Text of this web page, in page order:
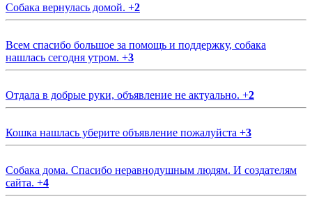
Собака вернулась домой. +2
Всем спасибо большое за помощь и поддержку, собака
нашлась сегодня утром. +3
Отдала в добрые руки, объявление не актуально. +2
Кошка нашлась уберите объявление пожалуйста +3
Собака дома. Спасибо неравнодушным людям. И создателям
сайта. +4